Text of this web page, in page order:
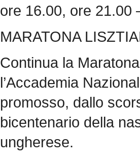
ore 16.00, ore 21.00
MARATONA
Continua la
l’Accademia
promosso, dallo
bicentenario della
ungherese.